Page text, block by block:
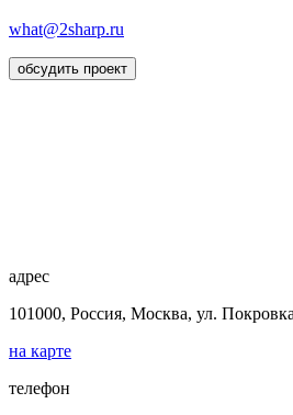
what@2sharp.ru
обсудить проект
адрес
101000, Россия, Москва, ул.
на карте
телефон